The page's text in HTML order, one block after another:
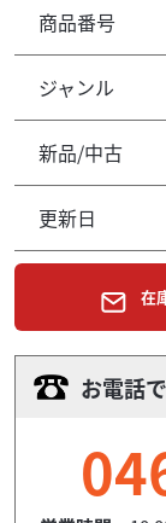
商品番号
ジャンル
新品/中古
更新日
在
お電話